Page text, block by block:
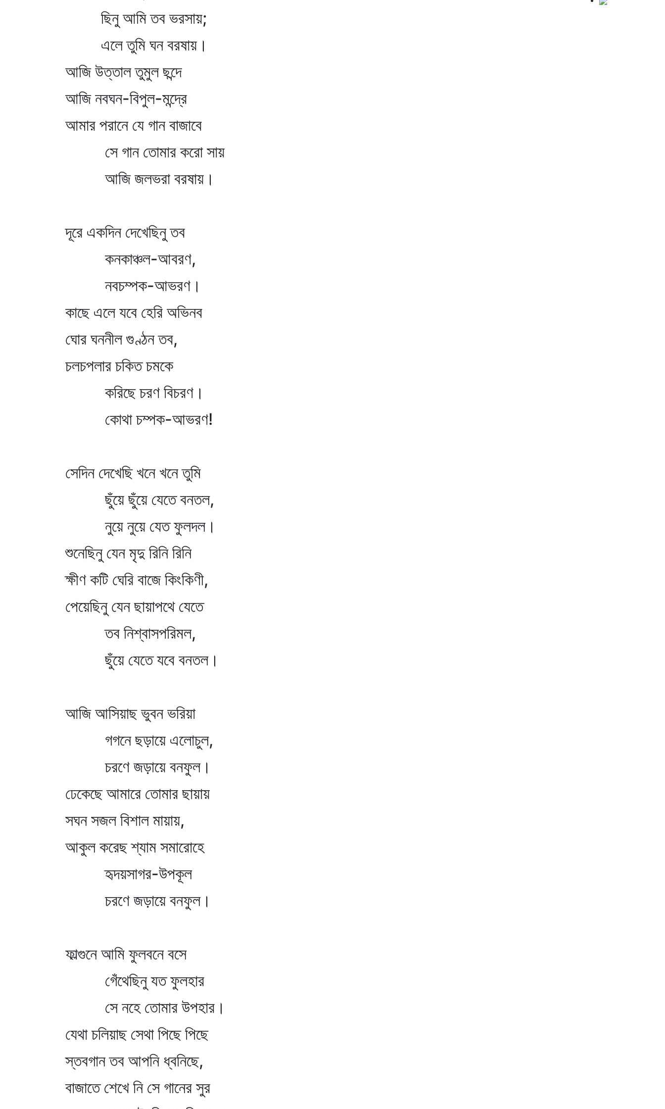
ছিনু আমি তব ভরসায়;
এলে তুমি ঘন বরষায়।
আজি উত্তাল তুমুল ছন্দে
আজি নবঘন-বিপুল-মন্দ্রে
আমার পরানে যে গান বাজাবে
সে গান তোমার করো সায়
আজি জলভরা বরষায়।
দূরে একদিন দেখেছিনু তব
কনকাঞ্চল-আবরণ,
নবচম্পক-আভরণ।
কাছে এলে যবে হেরি অভিনব
ঘোর ঘননীল গুণ্ঠন তব,
চলচপলার চকিত চমকে
করিছে চরণ বিচরণ।
কোথা চম্পক-আভরণ!
সেদিন দেখেছি খনে খনে তুমি
ছুঁয়ে ছুঁয়ে যেতে বনতল,
নুয়ে নুয়ে যেত ফুলদল।
শুনেছিনু যেন মৃদু রিনি রিনি
ক্ষীণ কটি ঘেরি বাজে কিংকিণী,
পেয়েছিনু যেন ছায়াপথে যেতে
তব নিশ্বাসপরিমল,
ছুঁয়ে যেতে যবে বনতল।
আজি আসিয়াছ ভুবন ভরিয়া
গগনে ছড়ায়ে এলোচুল,
চরণে জড়ায়ে বনফুল।
ঢেকেছে আমারে তোমার ছায়ায়
সঘন সজল বিশাল মায়ায়,
আকুল করেছ শ্যাম সমারোহে
হৃদয়সাগর-উপকূল
চরণে জড়ায়ে বনফুল।
ফাল্গুনে আমি ফুলবনে বসে
গেঁথেছিনু যত ফুলহার
সে নহে তোমার উপহার।
যেথা চলিয়াছ সেথা পিছে পিছে
স্তবগান তব আপনি ধ্বনিছে,
বাজাতে শেখে নি সে গানের সুর